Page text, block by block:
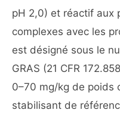
pH 2,0) et réactif aux
complexes avec les
est désigné sous le
GRAS (21 CFR
0–70 mg/kg de poids
stabilisant de